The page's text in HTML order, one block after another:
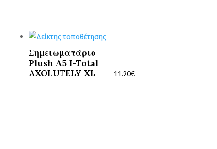
Σημειωματάριο
Plush Α5 I-Total
AXOLUTELY XL
11.90€